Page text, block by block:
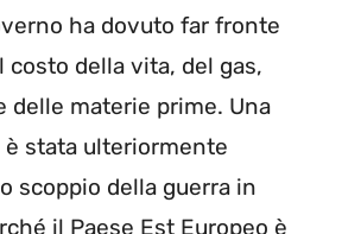
ha dovuto far fronte
costo della vita, del gas,
delle materie prime. Una
stata ulteriormente
scoppio della guerra in
il Paese Est Europeo è